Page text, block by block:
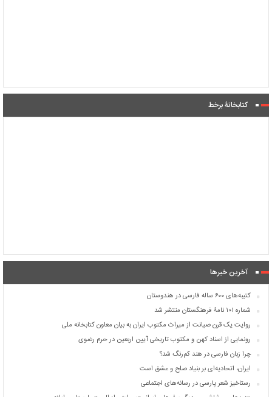
کتابخانۀ برخط
آخرین خبرها
کتیبه‌های ۶۰۰ ساله فارسی در هندوستان
شماره ۱۰۱ نامۀ فرهنگستان منتشر شد
روایت یک قرن صیانت از میراث مکتوب ایران به بیان معاون کتابخانه ملی
رونمایی از اسناد کهن و مکتوب تاریخی آیین اربعین در حرم رضوی
چرا زبان فارسی در هند کم‌رنگ شد؟
ایران، اتحادیه‌ای بر بنیاد صلح و عشق است
رستاخیز شعر پارسی در رسانه‌های اجتماعی